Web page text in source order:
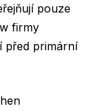
pouze
firmy
před primární